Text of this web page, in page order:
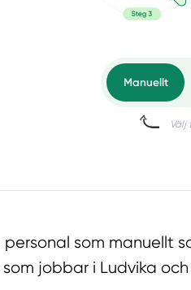
som manuellt
jobbar i Ludvika